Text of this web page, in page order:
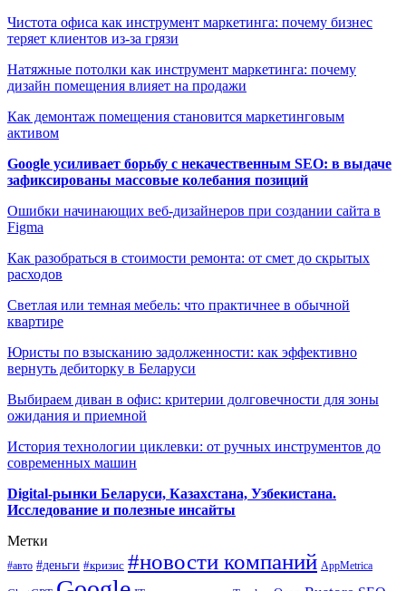
Чистота офиса как инструмент маркетинга: почему бизнес
теряет клиентов из-за грязи
Натяжные потолки как инструмент маркетинга: почему
дизайн помещения влияет на продажи
Как демонтаж помещения становится маркетинговым
активом
Google усиливает борьбу с некачественным SEO: в выдаче
зафиксированы массовые колебания позиций
Ошибки начинающих веб-дизайнеров при создании сайта в
Figma
Как разобраться в стоимости ремонта: от смет до скрытых
расходов
Светлая или темная мебель: что практичнее в обычной
квартире
Юристы по взысканию задолженности: как эффективно
вернуть дебиторку в Беларуси
Выбираем диван в офис: критерии долговечности для зоны
ожидания и приемной
История технологии циклевки: от ручных инструментов до
современных машин
Digital-рынки Беларуси, Казахстана, Узбекистана.
Исследование и полезные инсайты
Метки
#авто #деньги #кризис #новости компаний AppMetrica